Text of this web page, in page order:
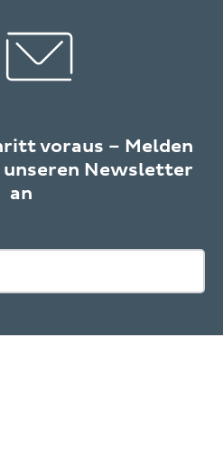
voraus – Melden
unseren Newsletter
an